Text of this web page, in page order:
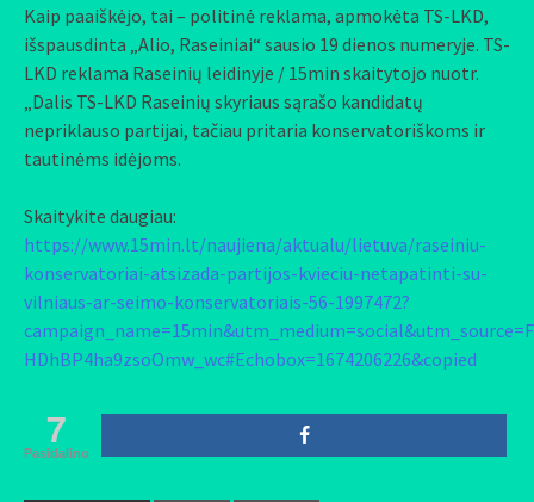
Kaip paaiškėjo, tai – politinė reklama, apmokėta TS-LKD,
išspausdinta „Alio, Raseiniai“ sausio 19 dienos numeryje. TS-
LKD reklama Raseinių leidinyje / 15min skaitytojo nuotr.
„Dalis TS-LKD Raseinių skyriaus sąrašo kandidatų
nepriklauso partijai, tačiau pritaria konservatoriškoms ir
tautinėms idėjoms.
Skaitykite daugiau:
https://www.15min.lt/naujiena/aktualu/lietuva/raseiniu-
konservatoriai-atsizada-partijos-kvieciu-netapatinti-su-
vilniaus-ar-seimo-konservatoriais-56-1997472?
HDhBP4ha9zsoOmw_wc#Echobox=1674206226&copied
7
Pasidalino